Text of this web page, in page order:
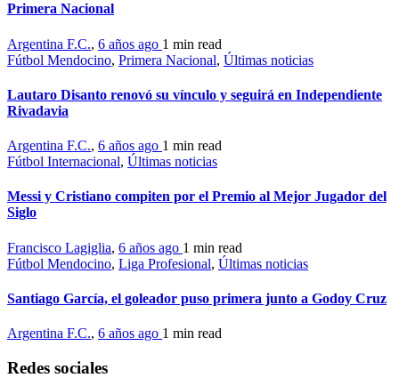
Primera Nacional
Argentina F.C., 6 años ago 1 min read
Fútbol Mendocino, Primera Nacional, Últimas noticias
Lautaro Disanto renovó su vínculo y seguirá en Independiente
Rivadavia
Argentina F.C., 6 años ago 1 min read
Fútbol Internacional, Últimas noticias
Messi y Cristiano compiten por el Premio al Mejor Jugador del
Siglo
Francisco Lagiglia, 6 años ago 1 min read
Fútbol Mendocino, Liga Profesional, Últimas noticias
Santiago García, el goleador puso primera junto a Godoy Cruz
Argentina F.C., 6 años ago 1 min read
Redes sociales